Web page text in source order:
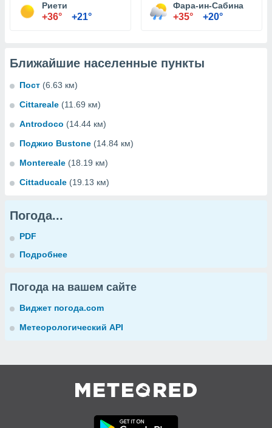
Риети
+36° +21°
Фара-ин-Сабина
+35° +20°
Ближайшие населенные пункты
Пост (6.63 км)
Cittareale (11.69 км)
Antrodoco (14.44 км)
Поджио Bustone (14.84 км)
Montereale (18.19 км)
Cittaducale (19.13 км)
Погода...
PDF
Подробнее
Погода на вашем сайте
Виджет погода.com
Метеорологический API